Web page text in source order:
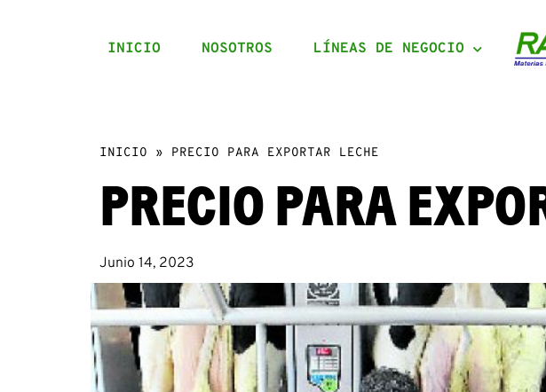
INICIO NOSOTROS LÍNEAS DE NEGOCIO
INICIO » PRECIO PARA EXPORTAR LECHE
PRECIO PARA
Junio 14, 2023